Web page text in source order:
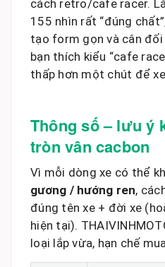
cách retro/cafe racer.
155 nhìn rất “đúng
tạo form gọn và cân đối
bạn thích kiểu “cafe
thấp hơn một chút để
Thông số – lưu ý
tròn vân cacbon
Vì mỗi dòng xe có thể
gương / hướng ren,
đúng tên xe + đời xe
hiện tại).
loại lắp vừa, hạn chế